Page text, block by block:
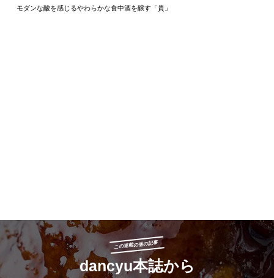
モダンな酸を感じるやわらかな食中酒を醸す「貴」
この連載の他の記事
dancyu本誌から